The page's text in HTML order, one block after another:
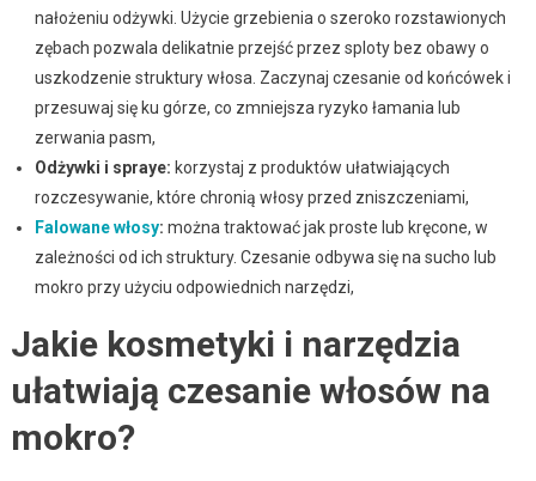
nałożeniu odżywki. Użycie grzebienia o szeroko rozstawionych
zębach pozwala delikatnie przejść przez sploty bez obawy o
uszkodzenie struktury włosa. Zaczynaj czesanie od końcówek i
przesuwaj się ku górze, co zmniejsza ryzyko łamania lub
zerwania pasm,
Odżywki i spraye: korzystaj z produktów ułatwiających
rozczesywanie, które chronią włosy przed zniszczeniami,
Falowane włosy: można traktować jak proste lub kręcone, w
zależności od ich struktury. Czesanie odbywa się na sucho lub
mokro przy użyciu odpowiednich narzędzi,
Jakie kosmetyki i narzędzia
ułatwiają czesanie włosów na
mokro?